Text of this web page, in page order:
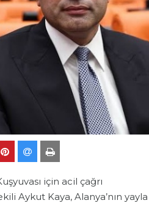
için acil çağrı
Aykut Kaya, Alanya’nın